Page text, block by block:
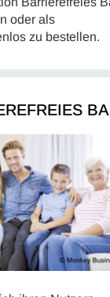
oder als
zu bestellen.